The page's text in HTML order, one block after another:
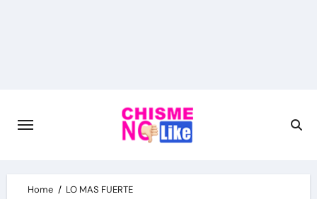
Home
LO MAS FUERTE